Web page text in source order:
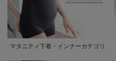
マタニティ下着・インナーカテゴリ